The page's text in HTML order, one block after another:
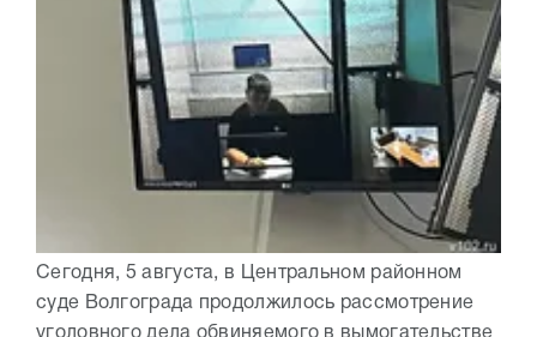
Сегодня, 5 августа, в Центральном районном
суде Волгограда продолжилось рассмотрение